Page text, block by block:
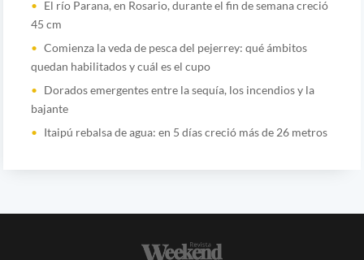
El río Parana, en Rosario, durante el fin de semana creció
45 cm
Comienza la veda de pesca del pejerrey: qué ámbitos
quedan habilitados y cuál es el cupo
Dorados emergentes entre la sequía, los incendios y la
bajante
Itaipú rebalsa de agua: en 5 días creció más de 26 metros